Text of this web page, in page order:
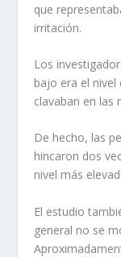
que
irritación.
Los
bajo era el nivel
clavaban en las
De hecho, las
hincaron dos
nivel más
El estudio
general no se